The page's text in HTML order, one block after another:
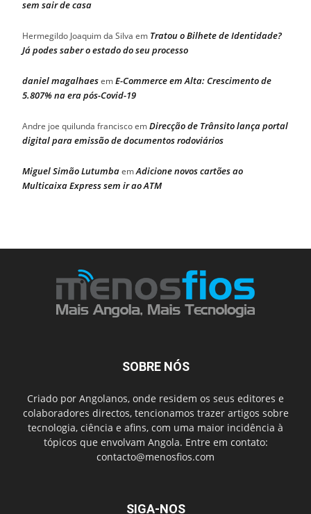
sem sair de casa
Hermegildo Joaquim da Silva em Tratou o Bilhete de Identidade?
Já podes saber o estado do seu processo
daniel magalhaesemE-Commerce em Alta: Crescimento de
5.807% na era pós-Covid-19
Andre joe quilunda franciscoemDirecção de Trânsito lança portal
digital para emissão de documentos rodoviários
Miguel Simão LutumbaemAdicione novos cartões ao
Multicaixa Express sem ir ao ATM
SOBRE NÓS
Criado por Angolanos, onde residem os seus editores e
colaboradores directos, tencionamos trazer artigos sobre
tecnologia, ciência e afins, com uma maior incidência à
tópicos que envolvam Angola. Entre em contato:
contacto@menosfios.com
SIGA-NOS